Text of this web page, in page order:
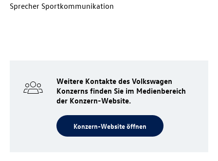
Sprecher Sportkommunikation
Weitere Kontakte des Volkswagen
Konzerns finden Sie im Medienbereich
der Konzern-Website.
Konzern-Website öffnen